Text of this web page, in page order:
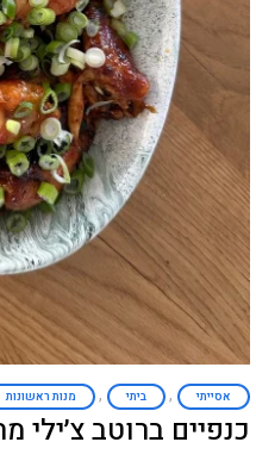
אסייתי , ביתי , מנות ראשונות
כנפיים ברוטב צ׳ילי